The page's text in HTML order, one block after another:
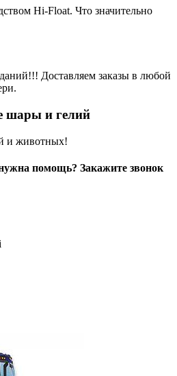
Hi-Float. Что значительно
Доставляем заказы в любой
шары и гелий
и животных!
помощь? Закажите звонок